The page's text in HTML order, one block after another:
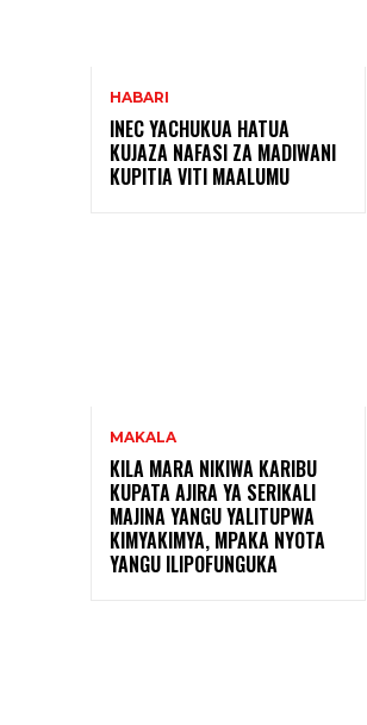
HABARI
INEC YACHUKUA HATUA
KUJAZA NAFASI ZA MADIWANI
KUPITIA VITI MAALUMU
MAKALA
KILA MARA NIKIWA KARIBU
KUPATA AJIRA YA SERIKALI
MAJINA YANGU YALITUPWA
KIMYAKIMYA, MPAKA NYOTA
YANGU ILIPOFUNGUKA